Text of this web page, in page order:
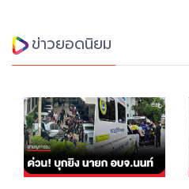
ข่าวยอดนิยม